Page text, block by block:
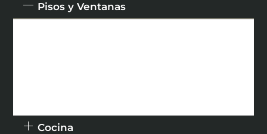
Pisos y Ventanas
Cocina